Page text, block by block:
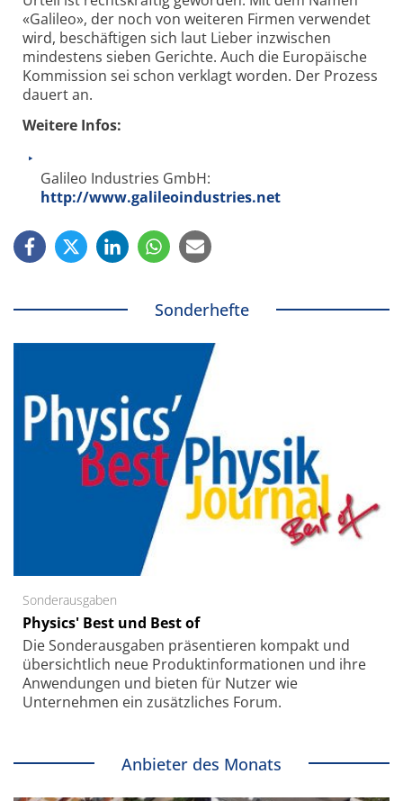
«Galileo», der noch von weiteren Firmen verwendet
wird, beschäftigen sich laut Lieber inzwischen
mindestens sieben Gerichte. Auch die Europäische
Kommission sei schon verklagt worden. Der Prozess
dauert an.
Weitere Infos:
Galileo Industries GmbH:
http://www.galileoindustries.net
Sonderhefte
Sonderausgaben
Physics' Best und Best of
Die Sonder­ausgaben präsentieren kompakt und
übersichtlich neue Produkt­informationen und ihre
Anwendungen und bieten für Nutzer wie
Unternehmen ein zusätzliches Forum.
Anbieter des Monats